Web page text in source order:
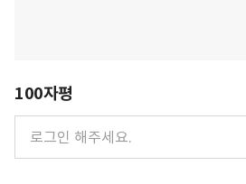
100자평